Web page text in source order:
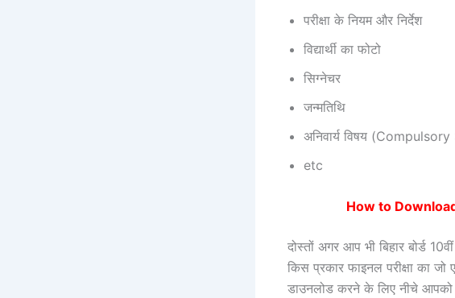
परीक्षा के नियम और निर्देश
विद्यार्थी का फोटो
सिग्नेचर
जन्मतिथि
अनिवार्य विषय
etc
How to
दोस्तों अगर आप भी बिहार बोर्ड
किस प्रकार फाइनल परीक्षा का
डाउनलोड करने के लिए नीचे